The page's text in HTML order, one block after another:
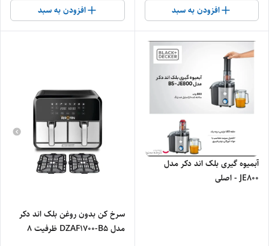
افزودن به سبد افزودن به سبد
آبمیوه گیری بلک اند دکر مدل
JE800 - اصلی
سرخ کن بدون روغن بلک اند دکر
مدل DZAF1700-B5 ظرفیت 8